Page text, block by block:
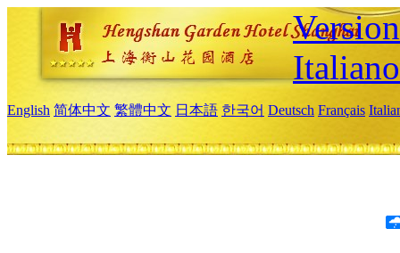
Italiano
English 简体中文 繁體中文 日本語 한국어 Deutsch Français